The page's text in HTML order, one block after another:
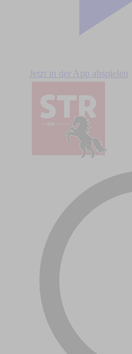
Jetzt in der App abspielen